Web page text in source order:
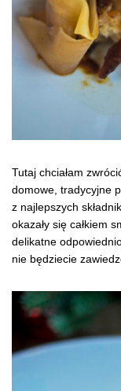
Tutaj chciałam
domowe, tradycyjne
z najlepszych
okazały się całkiem
delikatne
nie będziecie